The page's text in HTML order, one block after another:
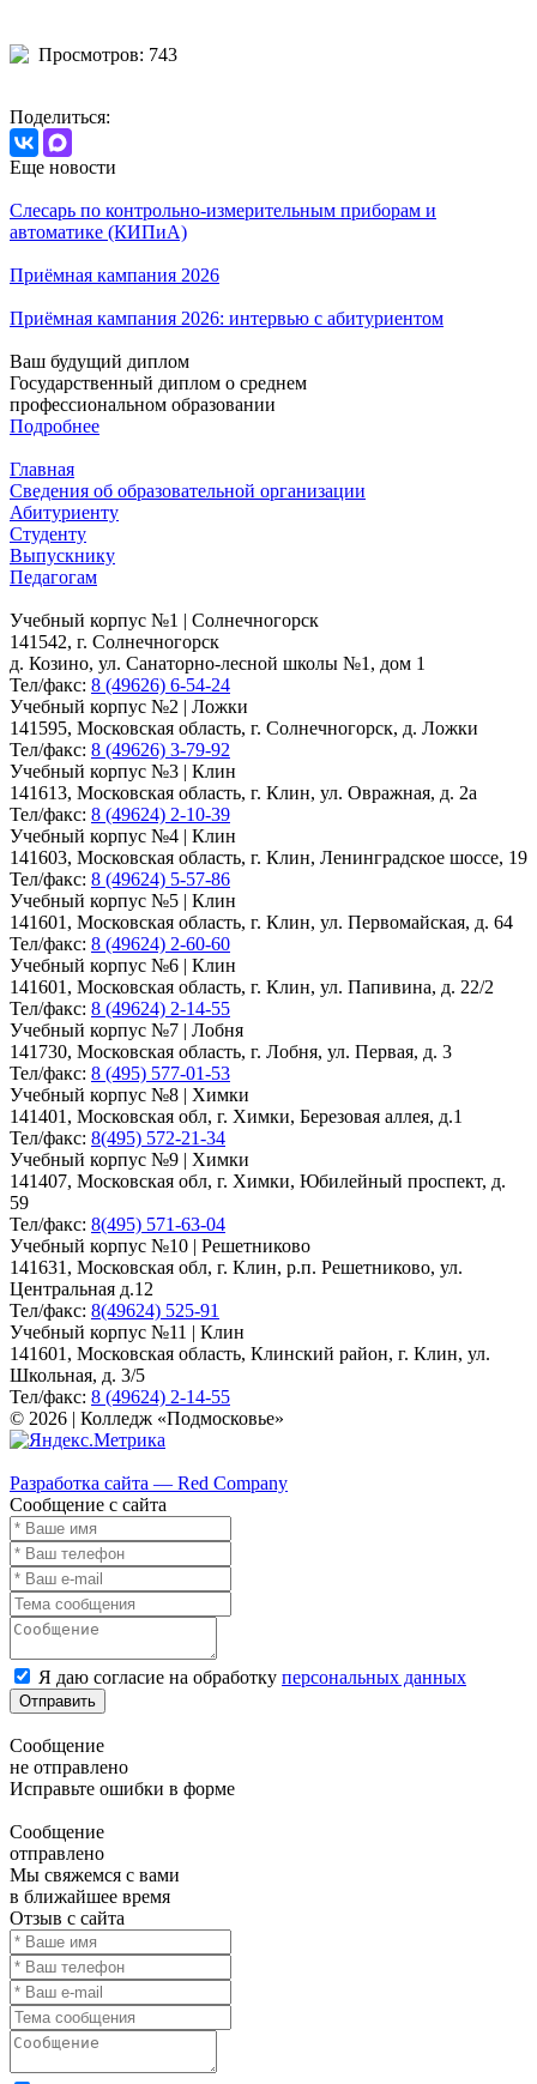
Просмотров: 743
Поделиться:
Еще новости
Слесарь по контрольно-измерительным приборам и
автоматике (КИПиА)
Приёмная кампания 2026
Приёмная кампания 2026: интервью с абитуриентом
Ваш будущий диплом
Государственный диплом о среднем
профессиональном образовании
Подробнее
Главная
Сведения об образовательной организации
Абитуриенту
Студенту
Выпускнику
Педагогам
Учебный корпус №1 | Солнечногорск
141542, г. Солнечногорск
д. Козино, ул. Санаторно-лесной школы №1, дом 1
Тел/факс: 8 (49626) 6-54-24
Учебный корпус №2 | Ложки
141595, Московская область, г. Солнечногорск, д. Ложки
Тел/факс: 8 (49626) 3-79-92
Учебный корпус №3 | Клин
141613, Московская область, г. Клин, ул. Овражная, д. 2а
Тел/факс: 8 (49624) 2-10-39
Учебный корпус №4 | Клин
141603, Московская область, г. Клин, Ленинградское шоссе, 19
Тел/факс: 8 (49624) 5-57-86
Учебный корпус №5 | Клин
141601, Московская область, г. Клин, ул. Первомайская, д. 64
Тел/факс: 8 (49624) 2-60-60
Учебный корпус №6 | Клин
141601, Московская область, г. Клин, ул. Папивина, д. 22/2
Тел/факс: 8 (49624) 2-14-55
Учебный корпус №7 | Лобня
141730, Московская область, г. Лобня, ул. Первая, д. 3
Тел/факс: 8 (495) 577-01-53
Учебный корпус №8 | Химки
141401, Московская обл, г. Химки, Березовая аллея, д.1
Тел/факс: 8(495) 572-21-34
Учебный корпус №9 | Химки
141407, Московская обл, г. Химки, Юбилейный проспект, д.
59
Тел/факс: 8(495) 571-63-04
Учебный корпус №10 | Решетниково
141631, Московская обл, г. Клин, р.п. Решетниково, ул.
Центральная д.12
Тел/факс: 8(49624) 525-91
Учебный корпус №11 | Клин
141601, Московская область, Клинский район, г. Клин, ул.
Школьная, д. 3/5
Тел/факс: 8 (49624) 2-14-55
© 2026 | Колледж «Подмосковье»
Разработка сайта — Red Company
Сообщение с сайта
Я даю согласие на обработку персональных данных
Отправить
Сообщение
не отправлено
Исправьте ошибки в форме
Сообщение
отправлено
Мы свяжемся с вами
в ближайшее время
Отзыв с сайта